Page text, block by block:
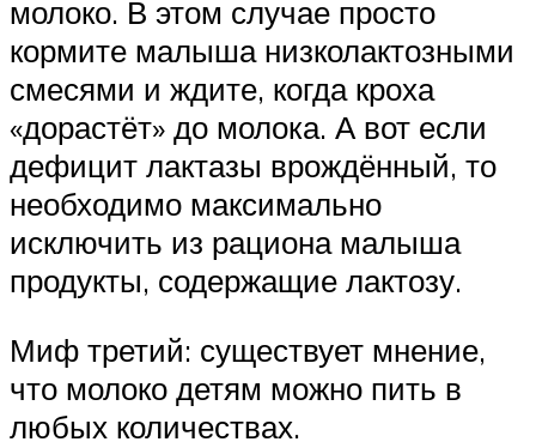
молоко. В этом случае просто
кормите малыша низколактозными
смесями и ждите, когда кроха
«дорастёт» до молока. А вот если
дефицит лактазы врождённый, то
необходимо максимально
исключить из рациона малыша
продукты, содержащие лактозу.
Миф третий: существует мнение,
что молоко детям можно пить в
любых количествах.